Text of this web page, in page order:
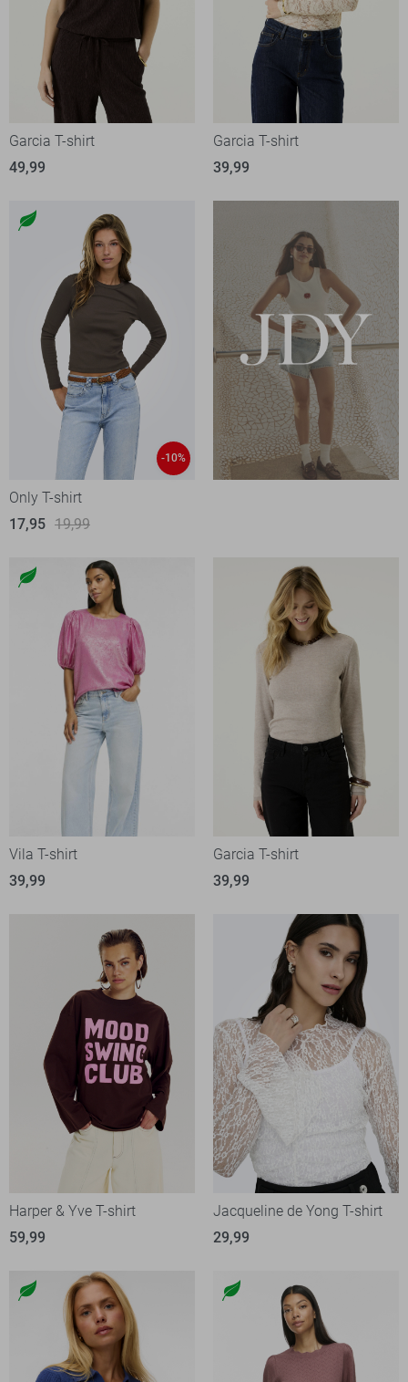
Garcia T-shirt
49,99
Garcia T-shirt
39,99
-10%
Only T-shirt
17,95 19,99
Vila T-shirt
39,99
Garcia T-shirt
39,99
Harper & Yve T-shirt
59,99
Jacqueline de Yong T-shirt
29,99